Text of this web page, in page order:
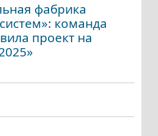
фабрика
команда
проект на